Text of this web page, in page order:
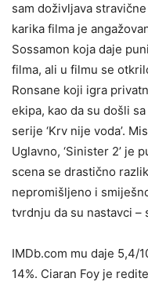
sam doživljava
karika filma je
Sossamon koja daje
filma, ali u filmu se
Ronsane koji igra
ekipa, kao da su došli
serije ‘Krv nije voda’.
Uglavno, ‘Sinister 2’ je
scena se drastično
nepromišljeno i
tvrdnju da su nastavci –
IMDb.com mu daje 5,4/
14%. Ciaran Foy je